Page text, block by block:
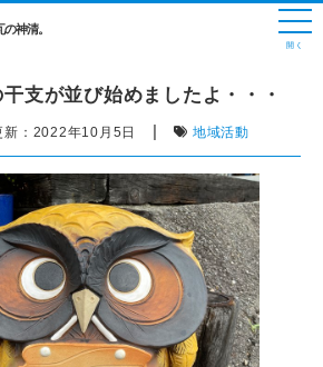
神清。
支が並び始めましたよ・・・
： 2022年10月5日 | 地域活動